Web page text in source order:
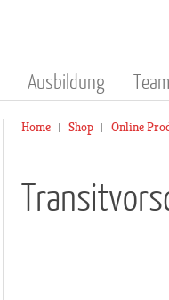
Ausbildung Team
Home Shop Online